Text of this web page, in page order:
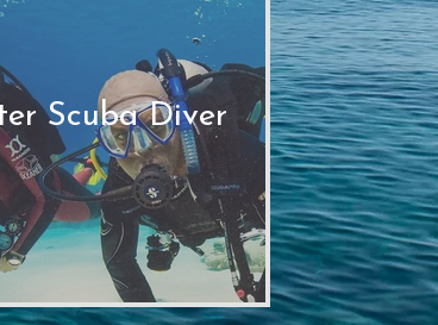
Scuba Diver